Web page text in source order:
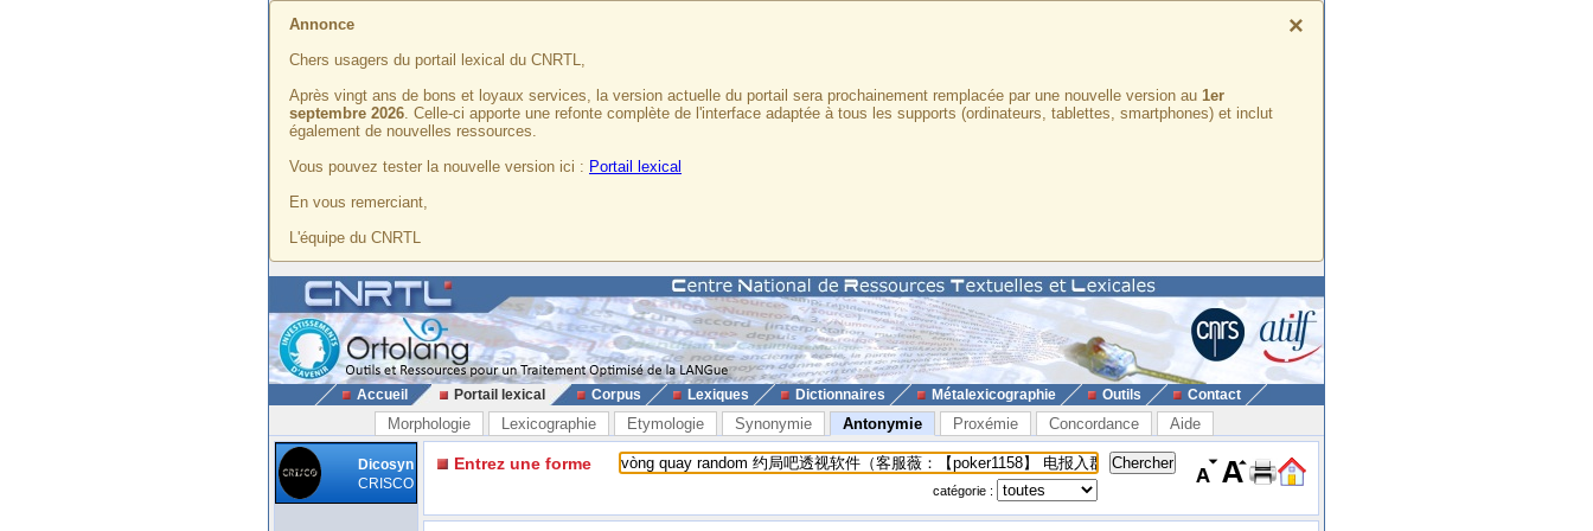
×
Annonce
Chers usagers du portail lexical du CNRTL,
Après vingt ans de bons et loyaux services, la version actuelle du portail sera prochainement remplacée par une nouvelle version au 1er
septembre 2026. Celle-ci apporte une refonte complète de l'interface adaptée à tous les supports (ordinateurs, tablettes, smartphones) et inclut
également de nouvelles ressources.
Vous pouvez tester la nouvelle version ici : Portail lexical
En vous remerciant,
L'équipe du CNRTL
Accueil Portail lexical Corpus Lexiques Dictionnaires Métalexicographie Outils Contact
Morphologie Lexicographie Etymologie Synonymie Antonymie Proxémie Concordance Aide
Dicosyn
CRISCO
Entrez une forme
catégorie :